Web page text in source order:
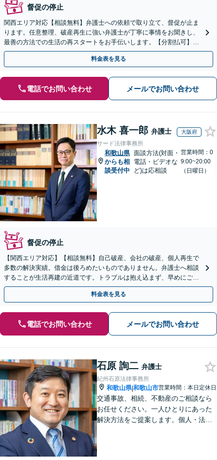
督促の停止
関西エリア対応【相談無料】弁護士への依頼で取り立て、督促が止ま
ります。任意整理、破産再生に強い弁護士が丁寧に事情をお聞きし、
最善の方法での生活の再スタートをお手伝いします。【分割払可】
【夜間休日対応可】【完全個室】
料金表を見る
電話でお問い合わせ メールでお問い合わせ
水木 喜一郎 弁護士 大阪府
サード法律事務所
和歌山県
からも相
談受付中
面談方法(対面・
電話・ビデオな
ど)は応相談
営業時間：0
9:00~20:00
（日曜日）
督促の停止
【関西エリア対応】【相談無料】自己破産、会社の破産、個人再生で
多数の解決実績。借金は後ろめたいものでありません。弁護士へ相談
することが生活再建の近道です。トラブルは抱え込まず、早めにご相
談を。
料金表を見る
電話でお問い合わせ メールでお問い合わせ
石原 詢二 弁護士
紀州石原法律事務所
和歌山県|和歌山市営業時間：本日定休日
交通事故、相続、不動産のご相談なら
お任せください。一人ひとりにあった
解決方法をご提案します。個人・法人